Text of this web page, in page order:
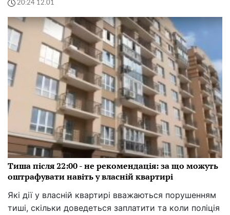
20:24 12.01
Тиша після 22:00 - не рекомендація: за що можуть
оштрафувати навіть у власній квартирі
Які дії у власній квартирі вважаються порушенням
тиші, скільки доведеться заплатити та коли поліція